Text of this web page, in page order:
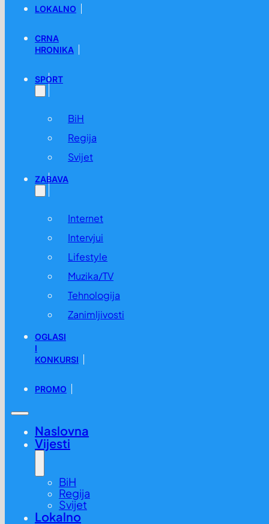
LOKALNO
CRNA
HRONIKA
SPORT
BiH
Regija
Svijet
ZABAVA
Internet
Intervjui
Lifestyle
Muzika/TV
Tehnologija
Zanimljivosti
OGLASI
I
KONKURSI
PROMO
Naslovna
Vijesti
BiH
Regija
Svijet
Lokalno